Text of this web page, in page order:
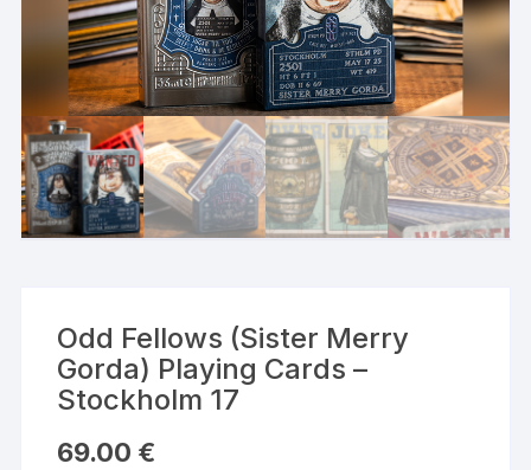
Odd Fellows (Sister Merry
Gorda) Playing Cards –
Stockholm 17
69.00 €